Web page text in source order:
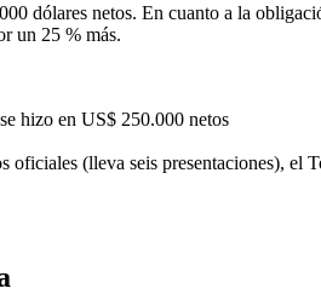
dólares netos. En cuanto a la
un 25 % más.
hizo en US$ 250.000 netos
(lleva seis presentaciones), el